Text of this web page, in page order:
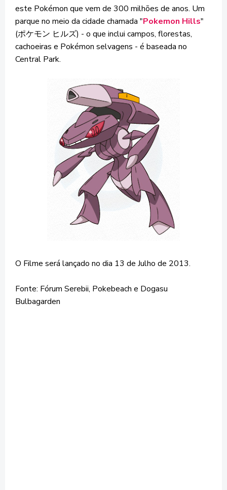
este Pokémon que vem de 300 milhões de anos. Um
parque no meio da cidade chamada "Pokemon Hills"
(ポケモン ヒルズ) - o que inclui campos, florestas,
cachoeiras e Pokémon selvagens - é baseada no
Central Park.
O Filme será lançado no dia 13 de Julho de 2013.
Fonte: Fórum Serebii, Pokebeach e Dogasu
Bulbagarden